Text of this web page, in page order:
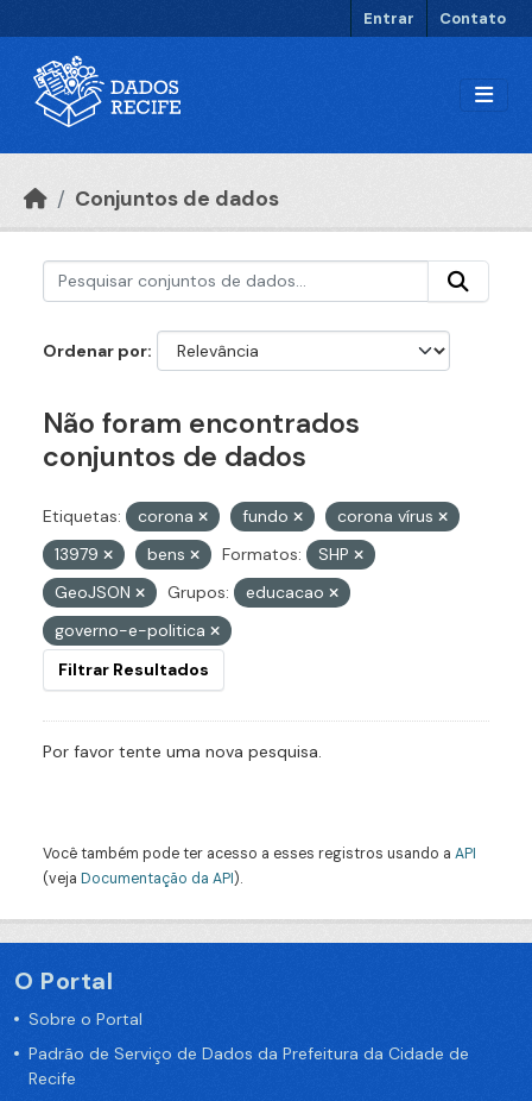
Entrar Contato
Conjuntos de dados
Ordenar por
Não foram encontrados
conjuntos de dados
Etiquetas: corona fundo
corona vírus
13979
bens Formatos:
SHP
GeoJSON
Grupos:
educacao
governo-e-politica
Filtrar Resultados
Por favor tente uma nova pesquisa.
Você também pode ter acesso a esses registros usando a API
(veja Documentação da API).
O Portal
Sobre o Portal
Padrão de Serviço de Dados da Prefeitura da Cidade de
Recife